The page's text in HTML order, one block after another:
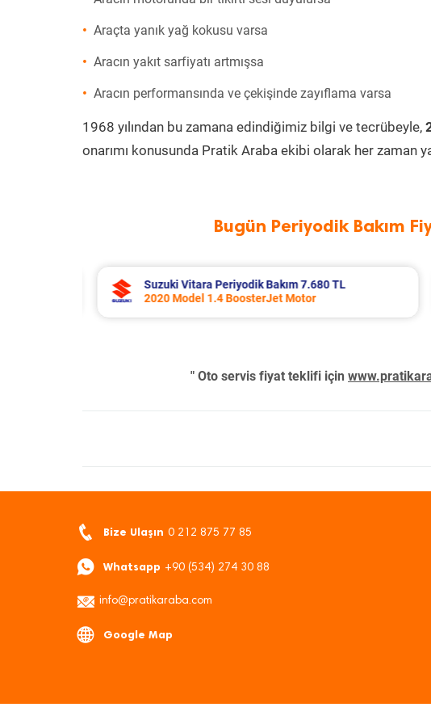
Araçta yanık yağ kokusu varsa
Aracın yakıt sarfiyatı artmışsa
Aracın performansında ve çekişinde zayıflama varsa
1968 yılından bu zamana edindiğimiz bilgi ve tecrübeyle,
onarımı konusunda Pratik Araba ekibi olarak her zaman
Bugün Periyodik Bakım
Toyota Corolla Periyodik Bakım 10.994 TL
2022 Model 1.8 Hybrid Motor
" Oto servis fiyat teklifi için
Bize Ulaşın 0 212 875 77 85
Whatsapp +90 (534) 274 30 88
info@pratikaraba.com
Google Map